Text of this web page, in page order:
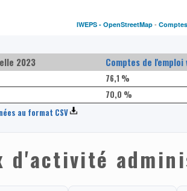
IWEPS - OpenStreetMap -
2023 Comptes de l'emploi
76,1 %
70,0 %
au format CSV
d'activité